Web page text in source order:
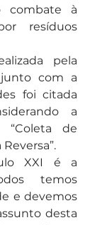
combate à
resíduos
pela
com a
foi citada
a
“Coleta de
XXI é a
temos
e devemos
desta